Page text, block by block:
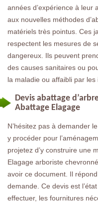
années d’expérience à leur
aux nouvelles méthodes
matériels très pointus. Ces
respectent les mesures de
dangereux. Ils peuvent
des causes sanitaires ou
la maladie ou affaibli par les
Devis abattage
Abattage Elagage
N’hésitez pas à demander
y procéder pour
projetez d’y construire une
Elagage arboriste
avoir ce document. Il
demande. Ce devis est
effectuer, les fournitures